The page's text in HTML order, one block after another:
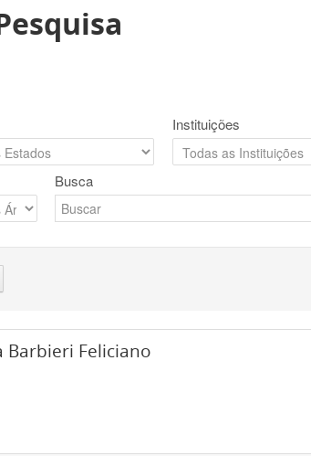
Instituições
Busca
Barbieri Feliciano